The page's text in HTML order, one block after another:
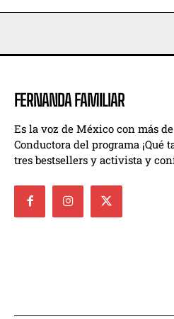
FERNANDA FAMILIAR
Es la voz de México con más
Conductora del programa ¡Qué
tres bestsellers y activista y